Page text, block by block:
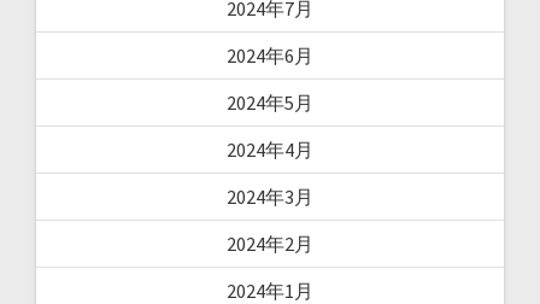
2024年7月
2024年6月
2024年5月
2024年4月
2024年3月
2024年2月
2024年1月